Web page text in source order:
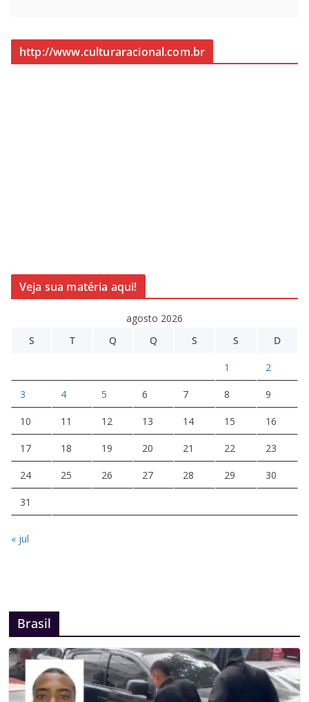
http://www.culturaracional.com.br
Veja sua matéria aqui!
agosto 2026
S
T Q Q S S D
1 2
3 4 5 6 7 8 9
10 11 12 13 14 15 16
17 18 19 20 21 22 23
24 25 26 27 28 29 30
31
« jul
Brasil